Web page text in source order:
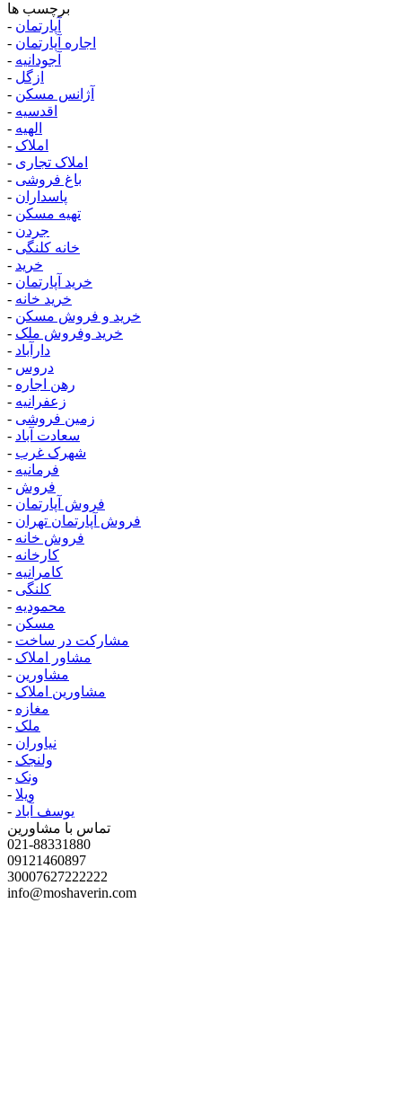
برچسب ها
- آپارتمان
- اجاره آپارتمان
- آجودانیه
- ازگل
- آژانس مسکن
- اقدسیه
- الهیه
- املاک
- املاک تجاری
- باغ فروشی
- پاسداران
- تهیه مسکن
- جردن
- خانه کلنگی
- خرید
- خرید آپارتمان
- خرید خانه
- خرید و فروش مسکن
- خرید وفروش ملک
- دارآباد
- دروس
- رهن اجاره
- زعفرانیه
- زمین فروشی
- سعادت آباد
- شهرک غرب
- فرمانیه
- فروش
- فروش آپارتمان
- فروش آپارتمان تهران
- فروش خانه
- کارخانه
- کامرانیه
- کلنگی
- محمودیه
- مسکن
- مشارکت در ساخت
- مشاور املاک
- مشاورین
- مشاورین املاک
- مغازه
- ملک
- نیاوران
- ولنجک
- ونک
- ویلا
- یوسف آباد
تماس با مشاورین
021-88331880
09121460897
30007627222222
info@moshaverin.com